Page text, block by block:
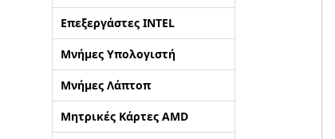
SERVICE
ΕΠΙΚΟΙΝΩΝΙΑ
2310.769.050 - 2313.078.238
Επεξεργάστες INTEL
Μνήμες Υπολογιστή
Μνήμες Λάπτοπ
Μητρικές Κάρτες AMD